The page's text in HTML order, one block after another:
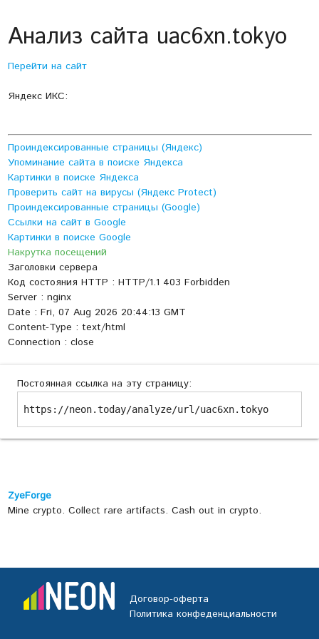
Анализ сайта uac6xn.tokyo
Перейти на сайт
Яндекс ИКС:
Проиндексированные страницы (Яндекс)
Упоминание сайта в поиске Яндекса
Картинки в поиске Яндекса
Проверить сайт на вирусы (Яндекс Protect)
Проиндексированные страницы (Google)
Ссылки на сайт в Google
Картинки в поиске Google
Накрутка посещений
Заголовки сервера
Код состояния HTTP : HTTP/1.1 403 Forbidden
Server : nginx
Date : Fri, 07 Aug 2026 20:44:13 GMT
Content-Type : text/html
Connection : close
Постоянная ссылка на эту страницу:
https://neon.today/analyze/url/uac6xn.tokyo
ZyeForge
Mine crypto. Collect rare artifacts. Cash out in crypto.
Договор-оферта
Политика конфеденциальности